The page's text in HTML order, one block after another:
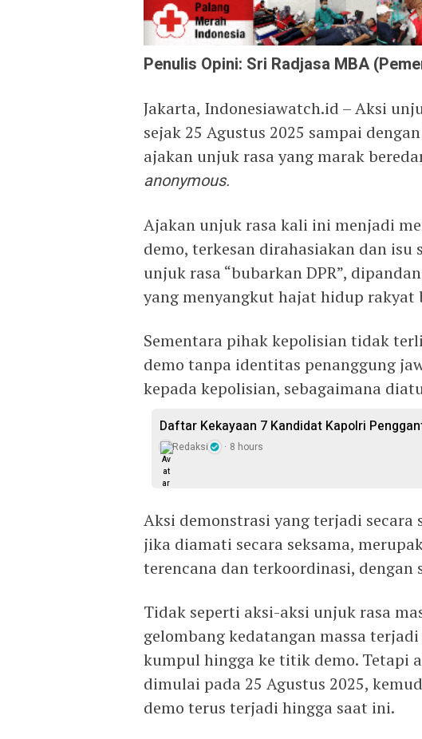
Penulis Opini: Sri Radjasa MBA
Jakarta, Indonesiawatch.id – Aksi
sejak 25 Agustus 2025 sampai
ajakan unjuk rasa yang marak
anonymous.
Ajakan unjuk rasa kali ini menjadi
demo, terkesan dirahasiakan dan
unjuk rasa “bubarkan DPR”,
yang menyangkut hajat hidup rakyat
Sementara pihak kepolisian tidak
demo tanpa identitas penanggung
kepada kepolisian, sebagaimana
Daftar Kekayaan 7 Kandidat Kapolri
Redaksi 8 hours
Aksi demonstrasi yang terjadi
jika diamati secara seksama,
terencana dan terkoordinasi, dengan
Tidak seperti aksi-aksi unjuk rasa
gelombang kedatangan massa
kumpul hingga ke titik demo. Tetapi
dimulai pada 25 Agustus 2025,
demo terus terjadi hingga saat ini.